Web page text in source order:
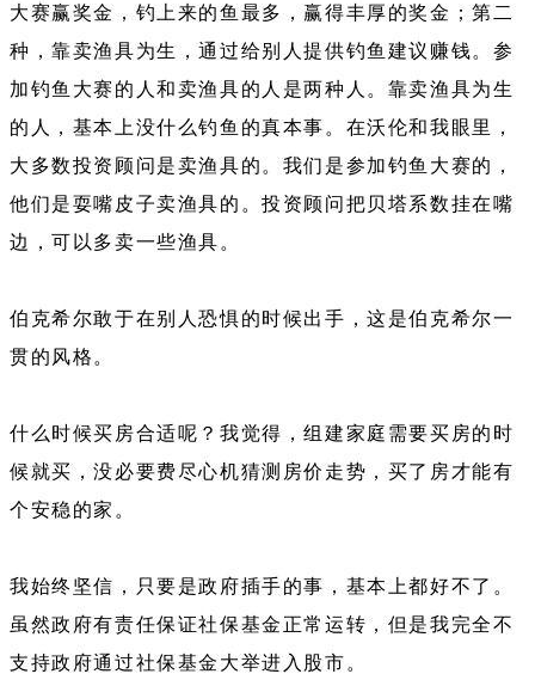
大赛赢奖金，钓上来的鱼最多，赢得丰厚的奖金；第二
种，靠卖渔具为生，通过给别人提供钓鱼建议赚钱。参
加钓鱼大赛的人和卖渔具的人是两种人。靠卖渔具为生
的人，基本上没什么钓鱼的真本事。在沃伦和我眼里，
大多数投资顾问是卖渔具的。我们是参加钓鱼大赛的，
他们是耍嘴皮子卖渔具的。投资顾问把贝塔系数挂在嘴
边，可以多卖一些渔具。
伯克希尔敢于在别人恐惧的时候出手，这是伯克希尔一
贯的风格。
什么时候买房合适呢？我觉得，组建家庭需要买房的时
候就买，没必要费尽心机猜测房价走势，买了房才能有
个安稳的家。
我始终坚信，只要是政府插手的事，基本上都好不了。
虽然政府有责任保证社保基金正常运转，但是我完全不
支持政府通过社保基金大举进入股市。